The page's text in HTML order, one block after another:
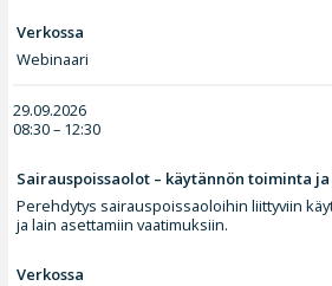
Verkossa
Webinaari
29.09.2026
08:30 – 12:30
Sairauspoissaolot – käytännön toiminta
Perehdytys sairauspoissaoloihin liittyviin
ja lain asettamiin vaatimuksiin.
Verkossa